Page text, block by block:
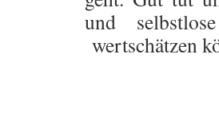
und
wertschätzen